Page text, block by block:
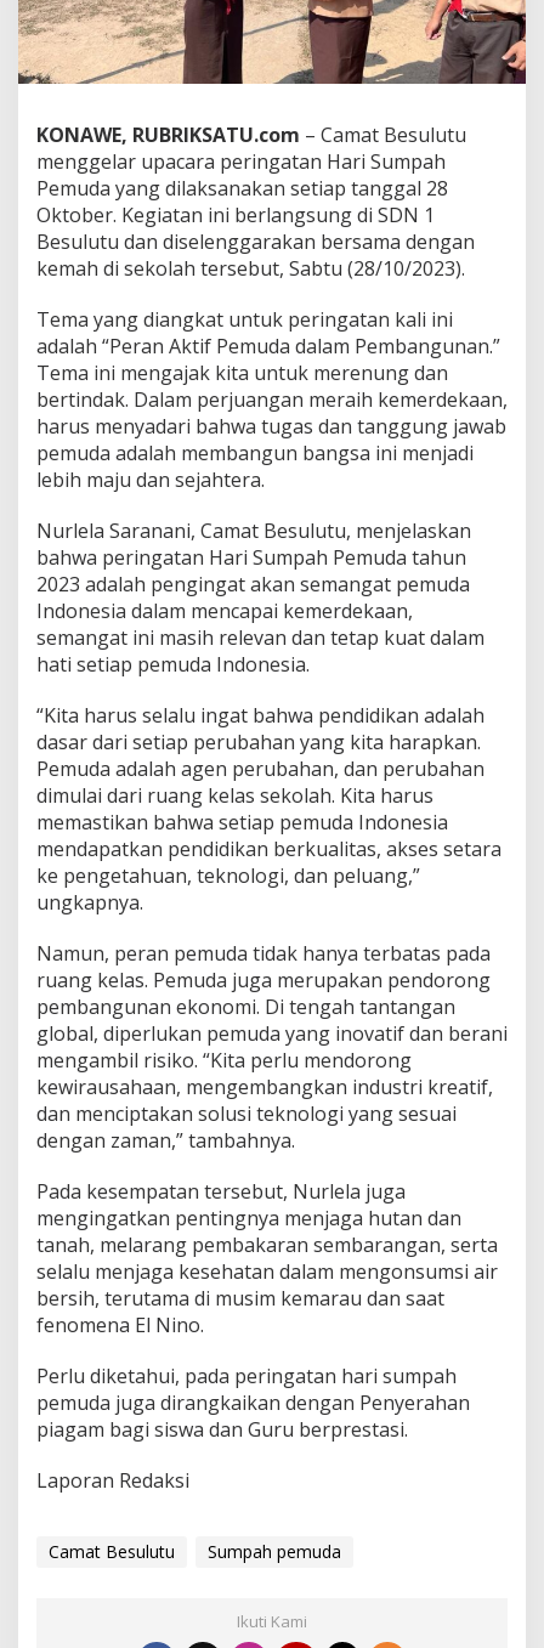
u
a
d
i
B
e
s
u
t
u
,
P
e
r
a
n
A
i
f
P
e
m
u
a
d
a
l
a
m
P
e
m
n
g
u
n
a
n
KONAWE, RUBRIKSATU.com – Camat Besulutu
menggelar upacara peringatan Hari Sumpah
Pemuda yang dilaksanakan setiap tanggal 28
Oktober. Kegiatan ini berlangsung di SDN 1
Besulutu dan diselenggarakan bersama dengan
kemah di sekolah tersebut, Sabtu (28/10/2023).
Tema yang diangkat untuk peringatan kali ini
adalah “Peran Aktif Pemuda dalam Pembangunan.”
Tema ini mengajak kita untuk merenung dan
bertindak. Dalam perjuangan meraih kemerdekaan,
harus menyadari bahwa tugas dan tanggung jawab
pemuda adalah membangun bangsa ini menjadi
lebih maju dan sejahtera.
Nurlela Saranani, Camat Besulutu, menjelaskan
bahwa peringatan Hari Sumpah Pemuda tahun
2023 adalah pengingat akan semangat pemuda
Indonesia dalam mencapai kemerdekaan,
semangat ini masih relevan dan tetap kuat dalam
hati setiap pemuda Indonesia.
“Kita harus selalu ingat bahwa pendidikan adalah
dasar dari setiap perubahan yang kita harapkan.
Pemuda adalah agen perubahan, dan perubahan
dimulai dari ruang kelas sekolah. Kita harus
memastikan bahwa setiap pemuda Indonesia
mendapatkan pendidikan berkualitas, akses setara
ke pengetahuan, teknologi, dan peluang,”
ungkapnya.
Namun, peran pemuda tidak hanya terbatas pada
ruang kelas. Pemuda juga merupakan pendorong
pembangunan ekonomi. Di tengah tantangan
global, diperlukan pemuda yang inovatif dan berani
mengambil risiko. “Kita perlu mendorong
kewirausahaan, mengembangkan industri kreatif,
dan menciptakan solusi teknologi yang sesuai
dengan zaman,” tambahnya.
Pada kesempatan tersebut, Nurlela juga
mengingatkan pentingnya menjaga hutan dan
tanah, melarang pembakaran sembarangan, serta
selalu menjaga kesehatan dalam mengonsumsi air
bersih, terutama di musim kemarau dan saat
fenomena El Nino.
Perlu diketahui, pada peringatan hari sumpah
pemuda juga dirangkaikan dengan Penyerahan
piagam bagi siswa dan Guru berprestasi.
Laporan Redaksi
Camat Besulutu Sumpah pemuda
Ikuti Kami